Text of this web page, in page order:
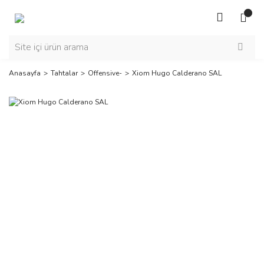
Anasayfa Tahtalar Offensive- Xiom Hugo Calderano SAL